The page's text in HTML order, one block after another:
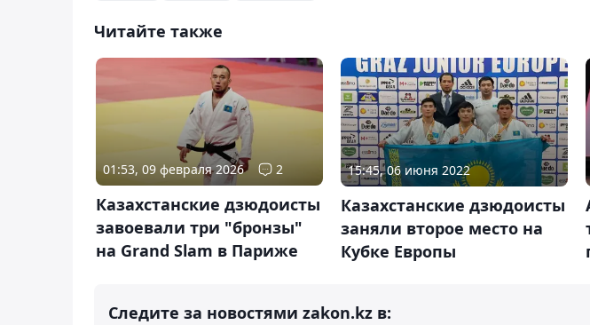
Читайте также
01:53, 09 февраля 2026 2
Казахстанские дзюдоисты
завоевали три "бронзы"
на Grand Slam в Париже
15:45, 06 июня 2022
Казахстанские дзюдоисты
заняли второе место на
Кубке Европы
Следите за новостями zakon.kz в: